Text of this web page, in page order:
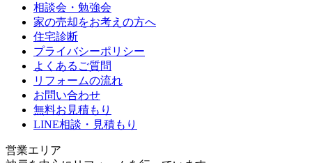
相談会・勉強会
家の売却をお考えの方へ
住宅診断
プライバシーポリシー
よくあるご質問
リフォームの流れ
お問い合わせ
無料お見積もり
LINE相談・見積もり
営業エリア